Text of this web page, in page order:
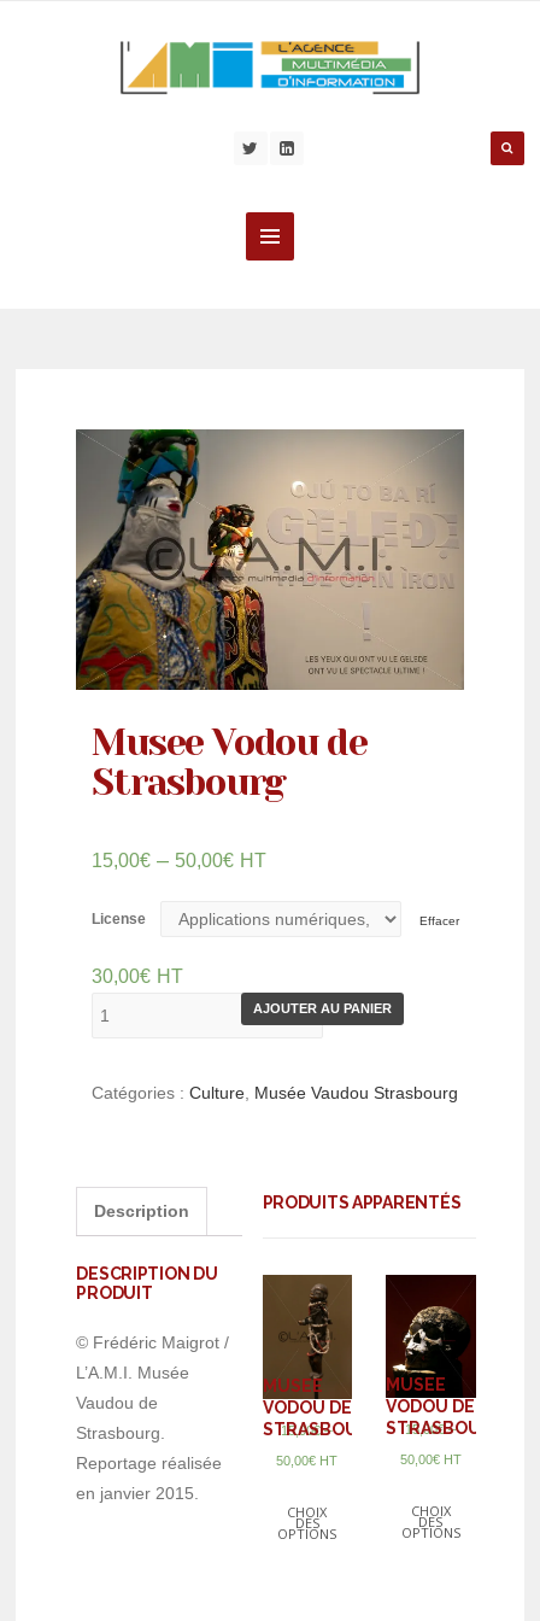
Musee Vodou de
Strasbourg
15,00€ – 50,00€ HT
License Effacer
30,00€ HT
AJOUTER AU PANIER
Catégories :Culture Musée Vaudou Strasbourg
Description
DESCRIPTION DU
PRODUIT
© Frédéric Maigrot /
L’A.M.I. Musée
Vaudou de
Strasbourg.
Reportage réalisée
en janvier 2015.
PRODUITS APPARENTÉS
MUSEE
VODOU DE
STRASBOURG
15,00€–
50,00€ HT
CHOIX
DES
OPTIONS
MUSEE
VODOU DE
STRASBOURG
15,00€–
50,00€ HT
CHOIX
DES
OPTIONS